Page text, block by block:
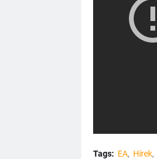
Tags: EA Hírek